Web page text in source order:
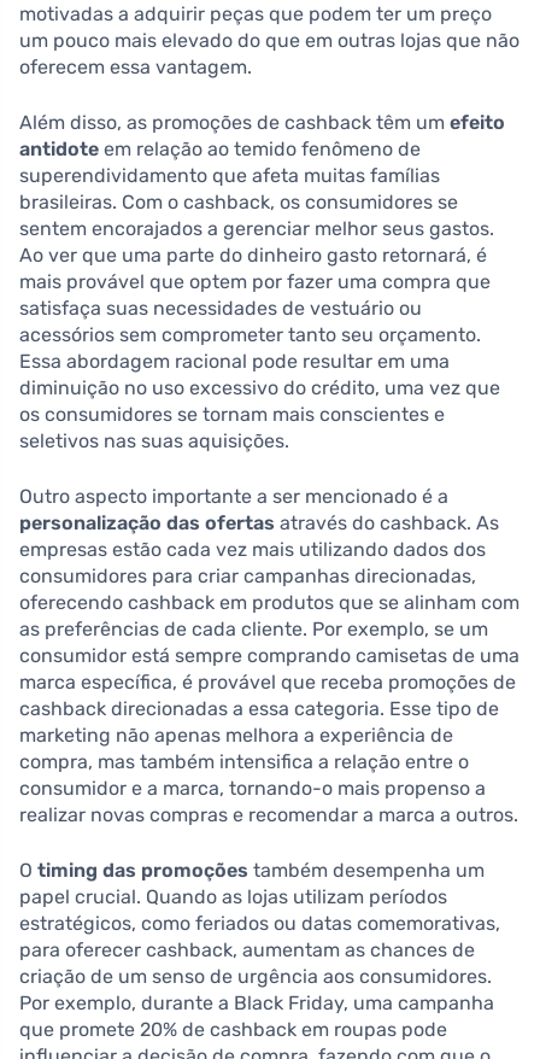
motivadas a adquirir peças que podem ter um preço
um pouco mais elevado do que em outras lojas que não
oferecem essa vantagem.
Além disso, as promoções de cashback têm um efeito
antidote em relação ao temido fenômeno de
superendividamento que afeta muitas famílias
brasileiras. Com o cashback, os consumidores se
sentem encorajados a gerenciar melhor seus gastos.
Ao ver que uma parte do dinheiro gasto retornará, é
mais provável que optem por fazer uma compra que
satisfaça suas necessidades de vestuário ou
acessórios sem comprometer tanto seu orçamento.
Essa abordagem racional pode resultar em uma
diminuição no uso excessivo do crédito, uma vez que
os consumidores se tornam mais conscientes e
seletivos nas suas aquisições.
Outro aspecto importante a ser mencionado é a
personalização das ofertas através do cashback. As
empresas estão cada vez mais utilizando dados dos
consumidores para criar campanhas direcionadas,
oferecendo cashback em produtos que se alinham com
as preferências de cada cliente. Por exemplo, se um
consumidor está sempre comprando camisetas de uma
marca específica, é provável que receba promoções de
cashback direcionadas a essa categoria. Esse tipo de
marketing não apenas melhora a experiência de
compra, mas também intensifica a relação entre o
consumidor e a marca, tornando-o mais propenso a
realizar novas compras e recomendar a marca a outros.
O timing das promoções também desempenha um
papel crucial. Quando as lojas utilizam períodos
estratégicos, como feriados ou datas comemorativas,
para oferecer cashback, aumentam as chances de
criação de um senso de urgência aos consumidores.
Por exemplo, durante a Black Friday, uma campanha
que promete 20% de cashback em roupas pode